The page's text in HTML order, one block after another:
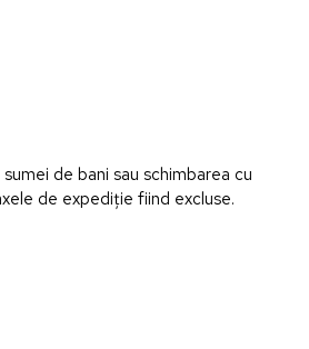
de bani sau schimbarea cu
de expediție fiind excluse.